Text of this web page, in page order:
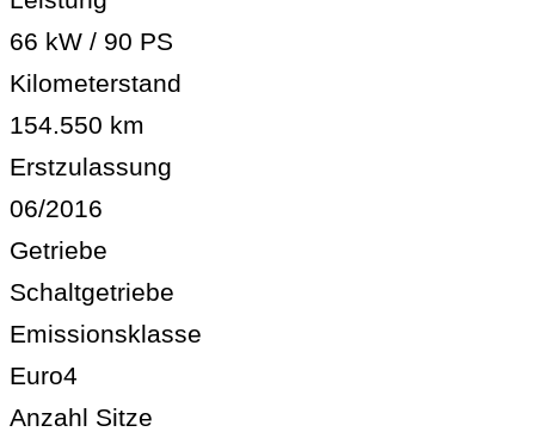
66 kW / 90 PS
Kilometerstand
154.550 km
Erstzulassung
06/2016
Getriebe
Schaltgetriebe
Emissionsklasse
Euro4
Anzahl Sitze